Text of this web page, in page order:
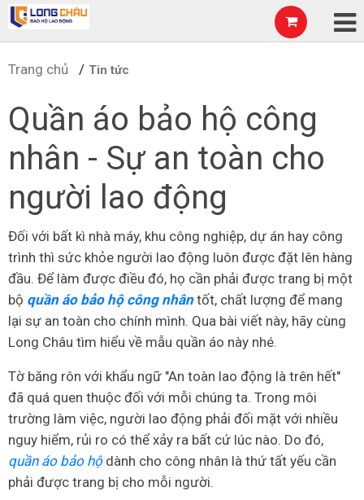
Trang chủ Tin tức
Quần áo bảo hộ công
nhân - Sự an toàn cho
người lao động
Đối với bất kì nhà máy, khu công nghiệp, dự án hay công
trình thì sức khỏe người lao động luôn được đặt lên hàng
đầu. Để làm được điều đó, họ cần phải được trang bị một
bộ quần áo bảo hộ công nhântốt, chất lượng để mang
lại sự an toàn cho chính mình. Qua bài viết này, hãy cùng
Long Châu tìm hiểu về mẫu quần áo này nhé.
Tờ băng rôn với khẩu ngữ "An toàn lao động là trên hết"
đã quá quen thuộc đối với mỗi chúng ta. Trong môi
trường làm việc, người lao động phải đối mặt với nhiều
nguy hiểm, rủi ro có thể xảy ra bất cứ lúc nào. Do đó,
quần áo bảo hộ dành cho công nhân là thứ tất yếu cần
phải được trang bị cho mỗi người.